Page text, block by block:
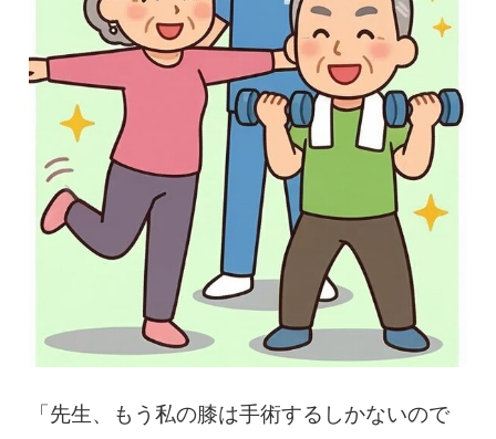
お知らせ 採用情報 コラム
予約フォーム
治療電話相談はこちら
0120-117-560
※上記電話番号をタップで電話が繋がります
「先生、もう私の膝は手術するしかないので